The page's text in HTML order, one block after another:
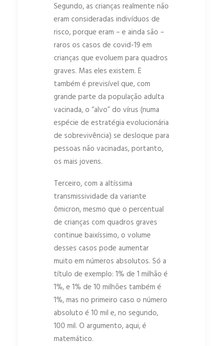
Segundo, as crianças realmente não
eram consideradas indivíduos de
risco, porque eram – e ainda são –
raros os casos de covid-19 em
crianças que evoluem para quadros
graves. Mas eles existem. E
também é previsível que, com
grande parte da população adulta
vacinada, o “alvo” do vírus (numa
espécie de estratégia evolucionária
de sobrevivência) se desloque para
pessoas não vacinadas, portanto,
os mais jovens.
Terceiro, com a altíssima
transmissividade da variante
ômicron, mesmo que o percentual
de crianças com quadros graves
continue baixíssimo, o volume
desses casos pode aumentar
muito em números absolutos. Só a
título de exemplo: 1% de 1 milhão é
1%, e 1% de 10 milhões também é
1%, mas no primeiro caso o número
absoluto é 10 mil e, no segundo,
100 mil. O argumento, aqui, é
matemático.